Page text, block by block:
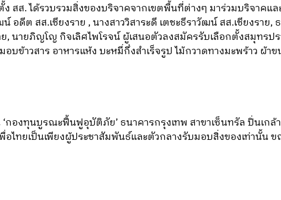
สส. ได้รวบรวมสิ่งของบริจาคจากเขตพื้นที่ต่างๆ มาร่วมบริจาคแ
อดีต สส.เชียงราย , นางสาววิสาระดี เตชะธีราวัฒน์ สส.เชียงราย
, นายภิญโญ กิจเลิศไพโรจน์ ผู้เสนอตัวลงสมัครรับเลือกตั้งสมุทรป
บข้าวสาร อาหารแห้ง บะหมี่กึ่งสำเร็จรูป ไม้กวาดทางมะพร้าว ผ้า
องทุนบูรณะฟื้นฟูอุบัติภัย’ ธนาคารกรุงเทพ สาขาเซ็นทรัล ปิ่นเก
ไทยเป็นเพียงผู้ประชาสัมพันธ์และตัวกลางรับมอบสิ่งของเท่านั้น